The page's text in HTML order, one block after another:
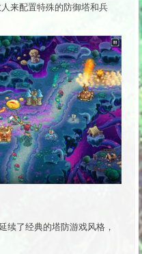
来配置特殊的防御塔和兵
续了经典的塔防游戏风格，